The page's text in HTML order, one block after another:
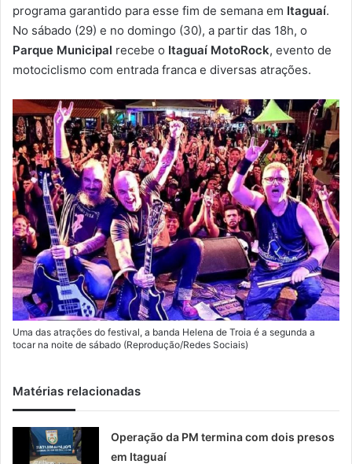
-
m
a
programa garantido para esse fim de semana em Itaguaí.
No sábado (29) e no domingo (30), a partir das 18h, o
Parque Municipal recebe o Itaguaí MotoRock, evento de
motociclismo com entrada franca e diversas atrações.
Uma das atrações do festival, a banda Helena de Troia é a segunda a
tocar na noite de sábado (Reprodução/Redes Sociais)
Matérias relacionadas
Operação da PM termina com dois presos
em Itaguaí